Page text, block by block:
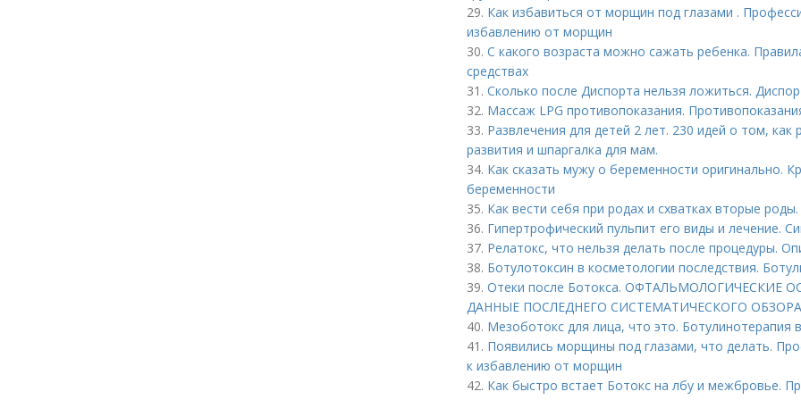
29. Как избавиться от морщин под глазами .
избавлению от морщин
30. С какого возраста можно сажать ребенка.
средствах
31. Сколько после Диспорта нельзя ложиться.
32. Массаж LPG противопоказания.
33. Развлечения для детей 2 лет. 230 идей о том,
развития и шпаргалка для мам.
34. Как сказать мужу о беременности оригинально.
беременности
35. Как вести себя при родах и схватках вторые
36. Гипертрофический пульпит его виды и лечение.
37. Релатокс, что нельзя делать после процедуры.
38. Ботулотоксин в косметологии последствия.
39. Отеки после Ботокса. ОФТАЛЬМОЛОГИЧЕСКИЕ
ДАННЫЕ ПОСЛЕДНЕГО СИСТЕМАТИЧЕСКОГО ОБЗОРА
40. Мезоботокс для лица, что это. Ботулинотерапия
41. Появились морщины под глазами, что делать.
к избавлению от морщин
42. Как быстро встает Ботокс на лбу и межбровье.